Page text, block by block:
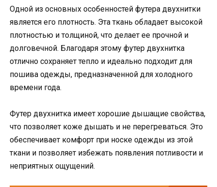
Одной из основных особенностей футера двухнитки
является его плотность. Эта ткань обладает высокой
плотностью и толщиной, что делает ее прочной и
долговечной. Благодаря этому футер двухнитка
отлично сохраняет тепло и идеально подходит для
пошива одежды, предназначенной для холодного
времени года.
Футер двухнитка имеет хорошие дышащие свойства,
что позволяет коже дышать и не перегреваться. Это
обеспечивает комфорт при носке одежды из этой
ткани и позволяет избежать появления потливости и
неприятных ощущений.